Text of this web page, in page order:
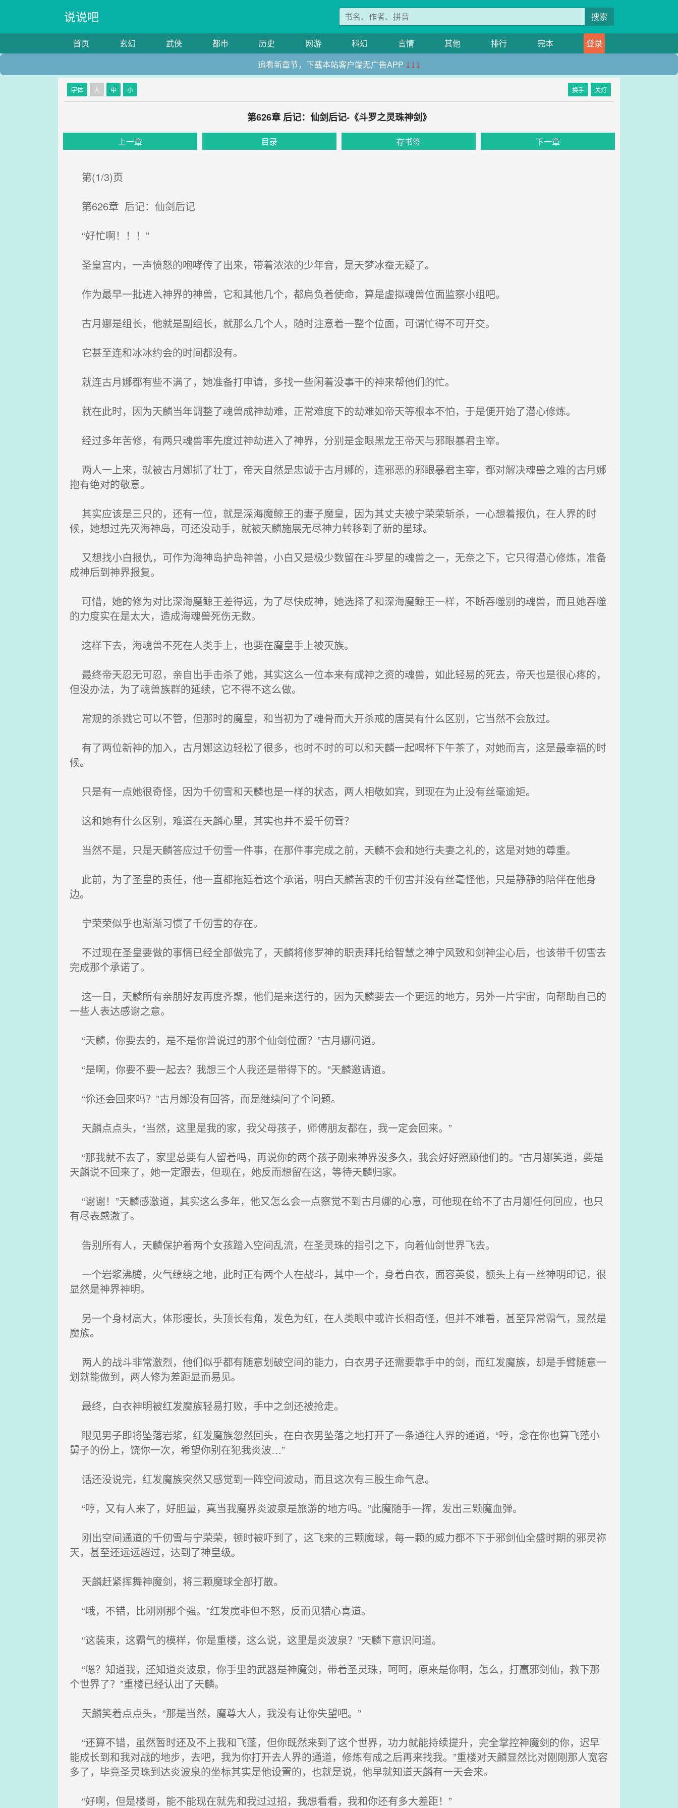
说说吧 搜索
首页 玄幻 武侠 都市 历史 网游 科幻 言情 其他 排行 完本
登录
追看新章节，下载本站客户端无广告APP ↓↓↓
字体 大 中 小 换手 关灯
第626章 后记：仙剑后记-《斗罗之灵珠神剑》
上一章 目录 存书签 下一章
第(1/3)页
第626章 后记：仙剑后记
“好忙啊！！！”
圣皇宫内，一声愤怒的咆哮传了出来，带着浓浓的少年音，是天梦冰蚕无疑了。
作为最早一批进入神界的神兽，它和其他几个，都肩负着使命，算是虚拟魂兽位面监察小组吧。
古月娜是组长，他就是副组长，就那么几个人，随时注意着一整个位面，可谓忙得不可开交。
它甚至连和冰冰约会的时间都没有。
就连古月娜都有些不满了，她准备打申请，多找一些闲着没事干的神来帮他们的忙。
就在此时，因为天麟当年调整了魂兽成神劫难，正常难度下的劫难如帝天等根本不怕，于是便开始了潜心修炼。
经过多年苦修，有两只魂兽率先度过神劫进入了神界，分别是金眼黑龙王帝天与邪眼暴君主宰。
两人一上来，就被古月娜抓了壮丁，帝天自然是忠诚于古月娜的，连邪恶的邪眼暴君主宰，都对解决魂兽之难的古月娜
抱有绝对的敬意。
其实应该是三只的，还有一位，就是深海魔鲸王的妻子魔皇，因为其丈夫被宁荣荣斩杀，一心想着报仇，在人界的时
候，她想过先灭海神岛，可还没动手，就被天麟施展无尽神力转移到了新的星球。
又想找小白报仇，可作为海神岛护岛神兽，小白又是极少数留在斗罗星的魂兽之一，无奈之下，它只得潜心修炼，准备
成神后到神界报复。
可惜，她的修为对比深海魔鲸王差得远，为了尽快成神，她选择了和深海魔鲸王一样，不断吞噬别的魂兽，而且她吞噬
的力度实在是太大，造成海魂兽死伤无数。
这样下去，海魂兽不死在人类手上，也要在魔皇手上被灭族。
最终帝天忍无可忍，亲自出手击杀了她，其实这么一位本来有成神之资的魂兽，如此轻易的死去，帝天也是很心疼的，
但没办法，为了魂兽族群的延续，它不得不这么做。
常规的杀戮它可以不管，但那时的魔皇，和当初为了魂骨而大开杀戒的唐昊有什么区别，它当然不会放过。
有了两位新神的加入，古月娜这边轻松了很多，也时不时的可以和天麟一起喝杯下午茶了，对她而言，这是最幸福的时
候。
只是有一点她很奇怪，因为千仞雪和天麟也是一样的状态，两人相敬如宾，到现在为止没有丝毫逾矩。
这和她有什么区别，难道在天麟心里，其实也并不爱千仞雪？
当然不是，只是天麟答应过千仞雪一件事，在那件事完成之前，天麟不会和她行夫妻之礼的，这是对她的尊重。
此前，为了圣皇的责任，他一直都拖延着这个承诺，明白天麟苦衷的千仞雪并没有丝毫怪他，只是静静的陪伴在他身
边。
宁荣荣似乎也渐渐习惯了千仞雪的存在。
不过现在圣皇要做的事情已经全部做完了，天麟将修罗神的职责拜托给智慧之神宁风致和剑神尘心后，也该带千仞雪去
完成那个承诺了。
这一日，天麟所有亲朋好友再度齐聚，他们是来送行的，因为天麟要去一个更远的地方，另外一片宇宙，向帮助自己的
一些人表达感谢之意。
“天麟，你要去的，是不是你曾说过的那个仙剑位面？”古月娜问道。
“是啊，你要不要一起去？我想三个人我还是带得下的。”天麟邀请道。
“伱还会回来吗？”古月娜没有回答，而是继续问了个问题。
天麟点点头，“当然，这里是我的家，我父母孩子，师傅朋友都在，我一定会回来。”
“那我就不去了，家里总要有人留着吗，再说你的两个孩子刚来神界没多久，我会好好照顾他们的。”古月娜笑道，要是
天麟说不回来了，她一定跟去，但现在，她反而想留在这，等待天麟归家。
“谢谢！”天麟感激道，其实这么多年，他又怎么会一点察觉不到古月娜的心意，可他现在给不了古月娜任何回应，也只
有尽表感激了。
告别所有人，天麟保护着两个女孩踏入空间乱流，在圣灵珠的指引之下，向着仙剑世界飞去。
一个岩浆沸腾，火气缭绕之地，此时正有两个人在战斗，其中一个，身着白衣，面容英俊，额头上有一丝神明印记，很
显然是神界神明。
另一个身材高大，体形瘦长，头顶长有角，发色为红，在人类眼中或许长相奇怪，但并不难看，甚至异常霸气，显然是
魔族。
两人的战斗非常激烈，他们似乎都有随意划破空间的能力，白衣男子还需要靠手中的剑，而红发魔族，却是手臂随意一
划就能做到，两人修为差距显而易见。
最终，白衣神明被红发魔族轻易打败，手中之剑还被抢走。
眼见男子即将坠落岩浆，红发魔族忽然回头，在白衣男坠落之地打开了一条通往人界的通道，“哼，念在你也算飞蓬小
舅子的份上，饶你一次，希望你别在犯我炎波…”
话还没说完，红发魔族突然又感觉到一阵空间波动，而且这次有三股生命气息。
“哼，又有人来了，好胆量，真当我魔界炎波泉是旅游的地方吗。”此魔随手一挥，发出三颗魔血弹。
刚出空间通道的千仞雪与宁荣荣，顿时被吓到了，这飞来的三颗魔球，每一颗的威力都不下于邪剑仙全盛时期的邪灵祢
天，甚至还远远超过，达到了神皇级。
天麟赶紧挥舞神魔剑，将三颗魔球全部打散。
“哦，不错，比刚刚那个强。”红发魔非但不怒，反而见猎心喜道。
“这装束，这霸气的模样，你是重楼，这么说，这里是炎波泉？”天麟下意识问道。
“嗯？知道我，还知道炎波泉，你手里的武器是神魔剑，带着圣灵珠，呵呵，原来是你啊，怎么，打赢邪剑仙，救下那
个世界了？”重楼已经认出了天麟。
天麟笑着点点头，“那是当然，魔尊大人，我没有让你失望吧。”
“还算不错，虽然暂时还及不上我和飞蓬，但你既然来到了这个世界，功力就能持续提升，完全掌控神魔剑的你，迟早
能成长到和我对战的地步，去吧，我为你打开去人界的通道，修炼有成之后再来找我。”重楼对天麟显然比对刚刚那人宽容
多了，毕竟圣灵珠到达炎波泉的坐标其实是他设置的，也就是说，他早就知道天麟有一天会来。
“好啊，但是楼哥，能不能现在就先和我过过招，我想看看，我和你还有多大差距！”